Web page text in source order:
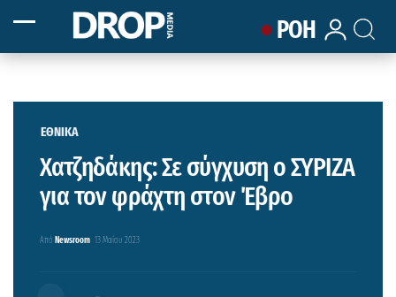
ΡΟΗ
ΕΘΝΙΚΑ
Χατζηδάκης: Σε σύγχυση ο ΣΥΡΙΖΑ
για τον φράχτη στον Έβρο
Από Newsroom 13 Μαΐου 2023